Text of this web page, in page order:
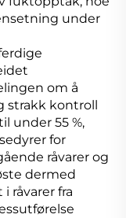
under
om å
kontroll
under 55 %,
for
råvarer og
dermed
råvarer fra